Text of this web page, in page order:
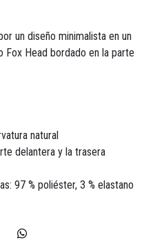
un diseño minimalista en un
Fox Head bordado en la parte
natural
delantera y la trasera
97 % poliéster, 3 % elastano